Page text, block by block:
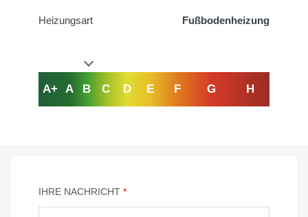
Heizungsart Fußbodenheizung
A+ A B C D E F G H
IHRE NACHRICHT *